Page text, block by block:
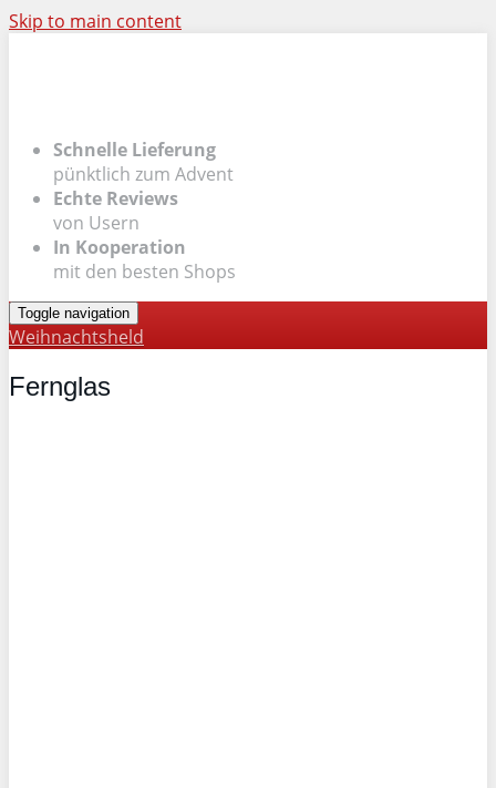
Skip to main content
Schnelle Lieferung
pünktlich zum Advent
Echte Reviews
von Usern
In Kooperation
mit den besten Shops
Toggle navigation
Weihnachtsheld
Fernglas